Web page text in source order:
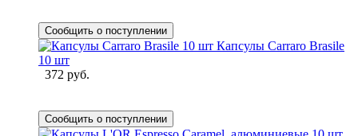
Сообщить о поступлении
Капсулы Carraro Brasile
10 шт
372 руб.
Сообщить о поступлении